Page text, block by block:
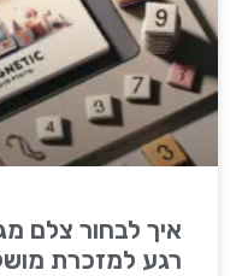
איך לבחור צלם
רגע למזכרת